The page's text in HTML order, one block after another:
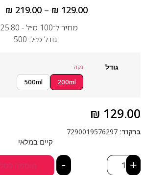
₪ 129.00
–
₪ 219.00
מחיר ל־100 מ״ל -
25.80
גודל מ״ל: 500
גודל נקה
200ml
500ml
₪ 129.00
ברקוד: 7290019576297
קיים במלאי
- + הוספה לסל